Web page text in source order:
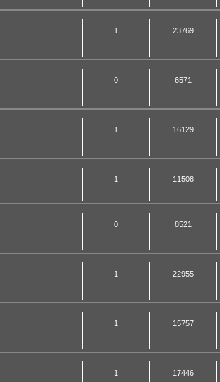
1 23769
0 6571
1 16129
1 11508
0 8521
1 22955
1 15757
1 17446